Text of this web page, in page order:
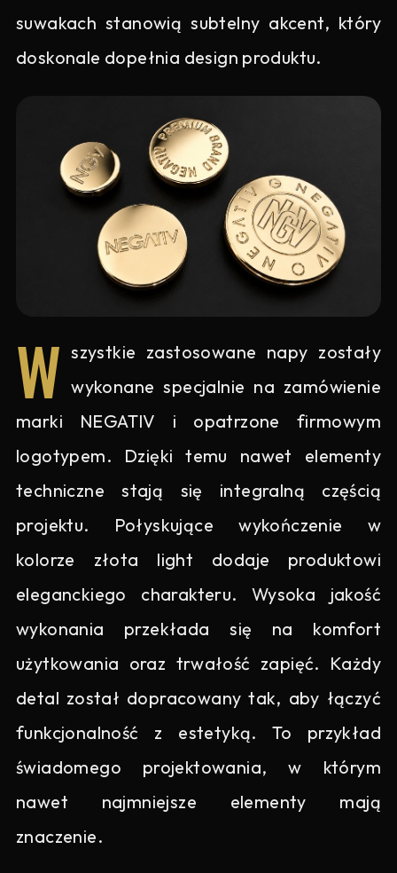
suwakach stanowią subtelny akcent, który
doskonale dopełnia design produktu.
W szystkie zastosowane napy zostały
wykonane specjalnie na zamówienie
marki NEGATIV i opatrzone firmowym
logotypem. Dzięki temu nawet elementy
techniczne stają się integralną częścią
projektu. Połyskujące wykończenie w
kolorze złota light dodaje produktowi
eleganckiego charakteru. Wysoka jakość
wykonania przekłada się na komfort
użytkowania oraz trwałość zapięć. Każdy
detal został dopracowany tak, aby łączyć
funkcjonalność z estetyką. To przykład
świadomego projektowania, w którym
nawet najmniejsze elementy mają
znaczenie.